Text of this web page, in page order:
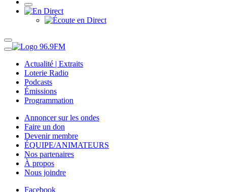
Actualité | Extraits
Loterie Radio
Podcasts
Émissions
Programmation
Annoncer sur les ondes
Faire un don
Devenir membre
ÉQUIPE/ANIMATEURS
Nos partenaires
À propos
Nous joindre
Facebook